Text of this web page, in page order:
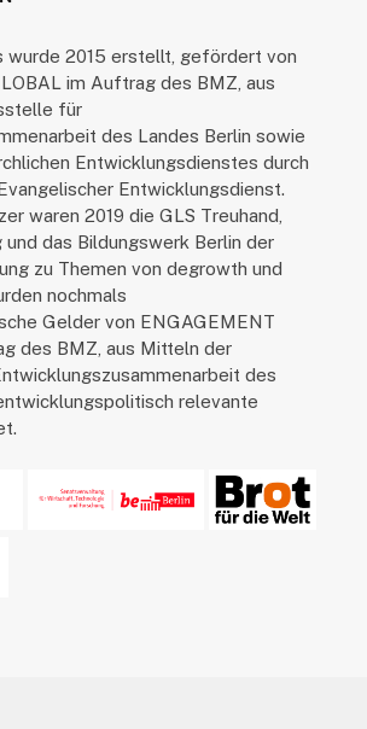
wurde 2015 erstellt, gefördert von
im Auftrag des BMZ, aus
für
des Landes Berlin sowie
Entwicklungsdienstes durch
Entwicklungsdienst.
waren 2019 die GLS Treuhand,
das Bildungswerk Berlin der
zu Themen von degrowth und
nochmals
Gelder von ENGAGEMENT
des BMZ, aus Mitteln der
des
relevante